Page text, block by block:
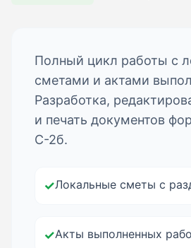
Полный цикл работы с
сметами и актами
Разработка,
и печать документов
С-2б.
✓Локальные сметы с
✓Акты выполненных